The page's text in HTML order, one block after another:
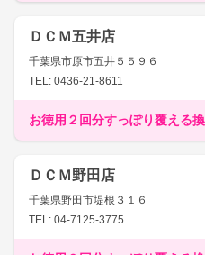
ＤＣＭ五井店
千葉県市原市五井５５９６
TEL: 0436-21-8611
お徳用２回分すっぽり覆える
ＤＣＭ野田店
千葉県野田市堤根３１６
TEL: 04-7125-3775